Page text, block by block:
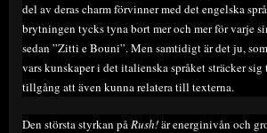
del av deras charm förvinner med det engelska
brytningen tycks tyna bort mer och mer för varje
sedan ”Zitti e Bouni”. Men samtidigt är det ju,
vars kunskaper i det italienska språket sträcker
tillgång att även kunna relatera till texterna.
Den största styrkan påRush!är energinivån och